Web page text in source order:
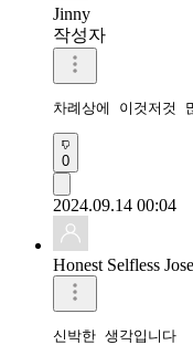
Jinny
작성자
차례상에 이것저것
0
2024.09.14 00:04
Honest Selfless
신박한 생각입니다